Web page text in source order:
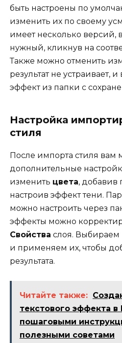
быть настроены по
изменить их по своему
имеет несколько версий,
нужный, кликнув на
Также можно отменить
результат не устраивает,
эффект из папки с
Настройка
стиля
После импорта стиля вам
дополнительные
изменить цвета, добавив
настроив эффект тени.
можно настроить через
эффекты можно
Свойства слоя.
и применяем их, чтобы
результата.
Читайте также:
текстового эффекта в
пошаговыми
полезными советами